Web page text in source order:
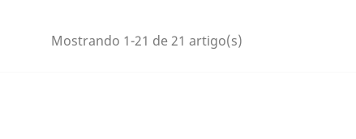
Mostrando 1-21 de 21 artigo(s)